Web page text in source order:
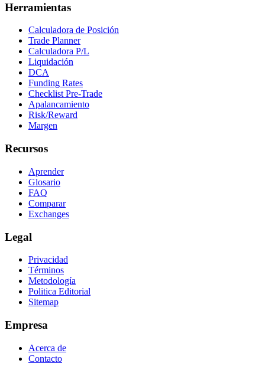
Herramientas
Calculadora de Posición
Trade Planner
Calculadora P/L
Liquidación
DCA
Funding Rates
Checklist Pre-Trade
Apalancamiento
Risk/Reward
Margen
Recursos
Aprender
Glosario
FAQ
Comparar
Exchanges
Legal
Privacidad
Términos
Metodología
Politica Editorial
Sitemap
Empresa
Acerca de
Contacto